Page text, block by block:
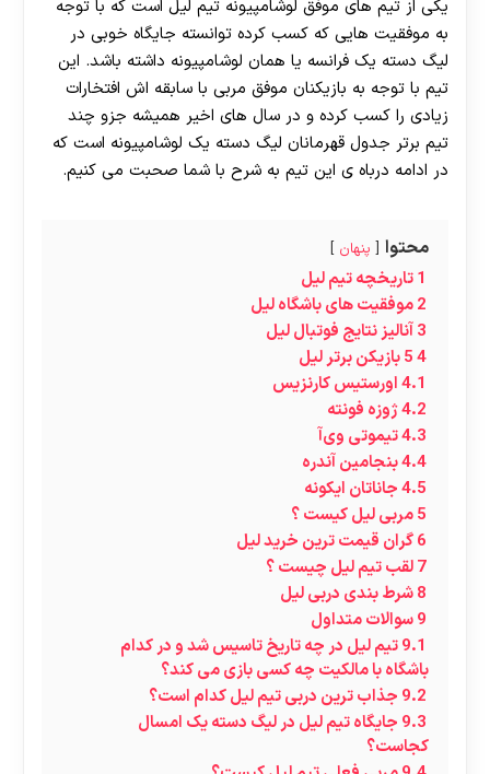
یکی از تیم های موفق لوشامپیونه تیم لیل است که با توجه
به موفقیت هایی که کسب کرده توانسته جایگاه خوبی در
لیگ دسته یک فرانسه یا همان لوشامپیونه داشته باشد. این
تیم با توجه به بازیکنان موفق مربی با سابقه اش افتخارات
زیادی را کسب کرده و در سال های اخیر همیشه جزو چند
تیم برتر جدول قهرمانان لیگ دسته یک لوشامپیونه است که
در ادامه درباه ی این تیم به شرح با شما صحبت می کنیم.
محتوا پنهان
1تاریخچه تیم لیل
2موفقیت های باشگاه لیل
3آنالیز نتایج فوتبال لیل
45 بازیکن برتر لیل
4.1اورستیس کارنزیس
4.2ژوزه فونته
4.3تیموتی وی‌آ
4.4بنجامین آندره
4.5جاناتان ایکونه
5مربی لیل کیست ؟
6گران قیمت ترین خرید لیل
7لقب تیم لیل چیست ؟
8شرط بندی دربی لیل
9سوالات متداول
9.1تیم لیل در چه تاریخ تاسیس شد و در کدام
باشگاه با مالکیت چه کسی بازی می کند؟
9.2 جذاب ترین دربی تیم لیل کدام است؟
9.3 جایگاه تیم لیل در لیگ دسته یک امسال
کجاست؟